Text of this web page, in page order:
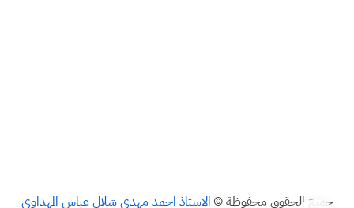
جميع الحقوق محفوظة © الاستاذ احمد مهدي شلال عباس المهداوي